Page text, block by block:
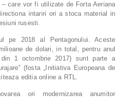
care vor fi utilizate de Forta Aeriana
intariri ori a stoca material in
rusesti.
pe 2018 al Pentagonului. Aceste
de dolari, in total, pentru anul
1 octombrie 2017) sunt parte a
(fosta „Initiativa Europeana de
editia online a RTL.
ori modernizarea anumitor